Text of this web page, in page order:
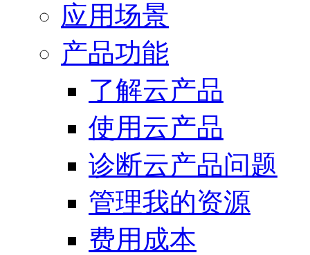
应用场景
产品功能
了解云产品
使用云产品
诊断云产品问题
管理我的资源
费用成本